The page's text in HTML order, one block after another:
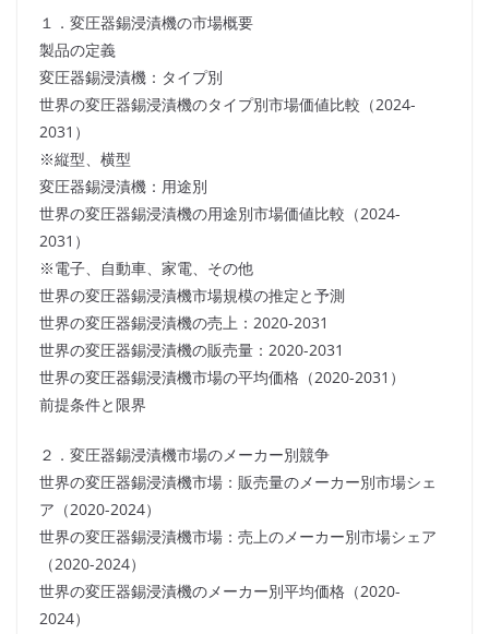
１．変圧器錫浸漬機の市場概要
製品の定義
変圧器錫浸漬機：タイプ別
世界の変圧器錫浸漬機のタイプ別市場価値比較（2024-
2031）
※縦型、横型
変圧器錫浸漬機：用途別
世界の変圧器錫浸漬機の用途別市場価値比較（2024-
2031）
※電子、自動車、家電、その他
世界の変圧器錫浸漬機市場規模の推定と予測
世界の変圧器錫浸漬機の売上：2020-2031
世界の変圧器錫浸漬機の販売量：2020-2031
世界の変圧器錫浸漬機市場の平均価格（2020-2031）
前提条件と限界
２．変圧器錫浸漬機市場のメーカー別競争
世界の変圧器錫浸漬機市場：販売量のメーカー別市場シェ
ア（2020-2024）
世界の変圧器錫浸漬機市場：売上のメーカー別市場シェア
（2020-2024）
世界の変圧器錫浸漬機のメーカー別平均価格（2020-
2024）